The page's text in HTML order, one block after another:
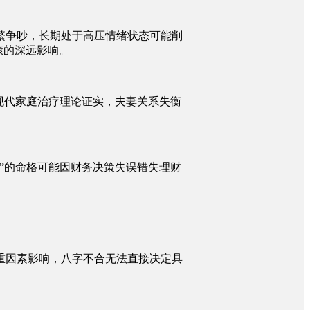
吵，长期处于高压情绪状态可能削
深远影响。
家庭治疗理论证实，夫妻关系失衡
命格可能因财务决策失误错失理财
素影响，八字不合无法直接决定具